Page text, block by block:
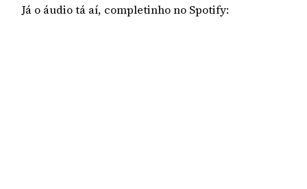
Já o áudio tá aí, completinho no Spotify: